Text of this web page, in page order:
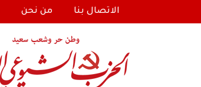
الاتصال بنا من نحن